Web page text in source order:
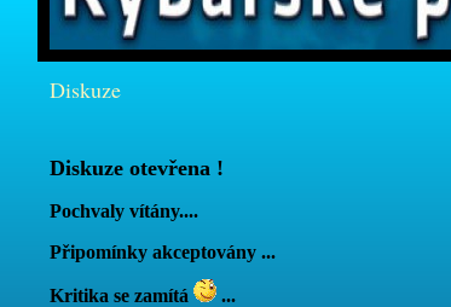
Diskuze
Diskuze otevřena !
Pochvaly vítány....
Připomínky akceptovány ...
Kritika se zamítá ...